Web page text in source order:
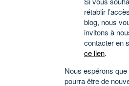
rétablir
blog, nous
invitons à
contacter en
ce lien.
Nous espérons
pourra être de